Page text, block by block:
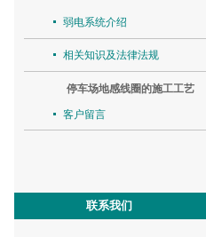
弱电系统介绍
相关知识及法律法规
停车场地感线圈的施工工艺
客户留言
联系我们